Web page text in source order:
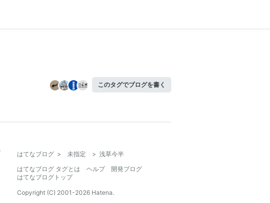
このタグでブログを書く
はてなブログ > 未指定 > 浅草今半
はてなブログ タグとは
ヘルプ
開発ブログ
はてなブログトップ
Copyright (C) 2001-2026 Hatena.